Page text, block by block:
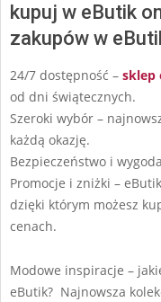
kupuj w eButik
zakupów w
24/7 dostępność – sklep
od dni świątecznych.
Szeroki wybór –
każdą okazję.
Bezpieczeństwo i
Promocje i zniżki –
dzięki którym możesz
cenach.
Modowe inspiracje –
eButik? Najnowsza